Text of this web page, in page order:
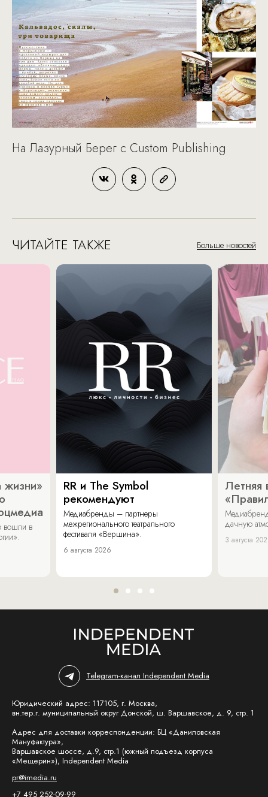
На Лазурный Берег с Custom Publishing
ЧИТАЙТЕ ТАКЖЕ Больше новостей
жизни»
вошли в
RR и The Symbol
рекомендуют
Медиабренды – партнеры
межрегионального театрального
фестиваля «Вершина».
6 августа 2026
Летняя
дачную
3 августа
Telegram-канал Independent Media
Юридический адрес: 117105, г. Москва,
вн.тер.г. муниципальный округ Донской, ш. Варшавское, д. 9, стр. 1
Адрес для доставки корреспонденции: БЦ «Даниловская
Мануфактура»,
Варшавское шоссе, д.9, стр.1 (южный подъезд корпуса
«Мещерин»), Independent Media
pr@imedia.ru
+7 495 252-09-99